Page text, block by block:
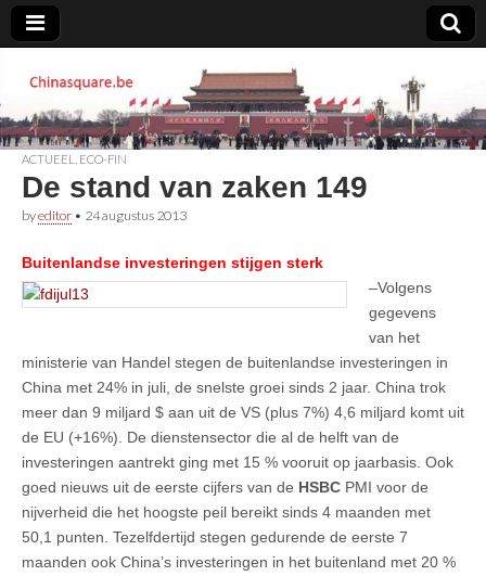
Chinasquare.be
ACTUEEL ECO-FIN
De stand van zaken 149
byeditor • 24 augustus 2013
Buitenlandse investeringen stijgen sterk
–Volgens
gegevens
van het
ministerie van Handel stegen de buitenlandse investeringen in
China met 24% in juli, de snelste groei sinds 2 jaar. China trok
meer dan 9 miljard $ aan uit de VS (plus 7%) 4,6 miljard komt uit
de EU (+16%). De dienstensector die al de helft van de
investeringen aantrekt ging met 15 % vooruit op jaarbasis. Ook
goed nieuws uit de eerste cijfers van de HSBC PMI voor de
nijverheid die het hoogste peil bereikt sinds 4 maanden met
50,1 punten. Tezelfdertijd stegen gedurende de eerste 7
maanden ook China’s investeringen in het buitenland met 20 %